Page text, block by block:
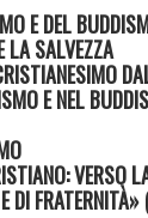
E DEL
LA SALVEZZA
E NEL
VERSO
DI